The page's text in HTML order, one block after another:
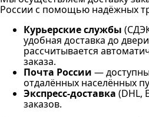
России с помощью надёжных
Курьерские службы
удобная доставка до
рассчитывается
заказа.
Почта России —
отдалённых населённых
Экспресс-доставка (DHL,
заказов.